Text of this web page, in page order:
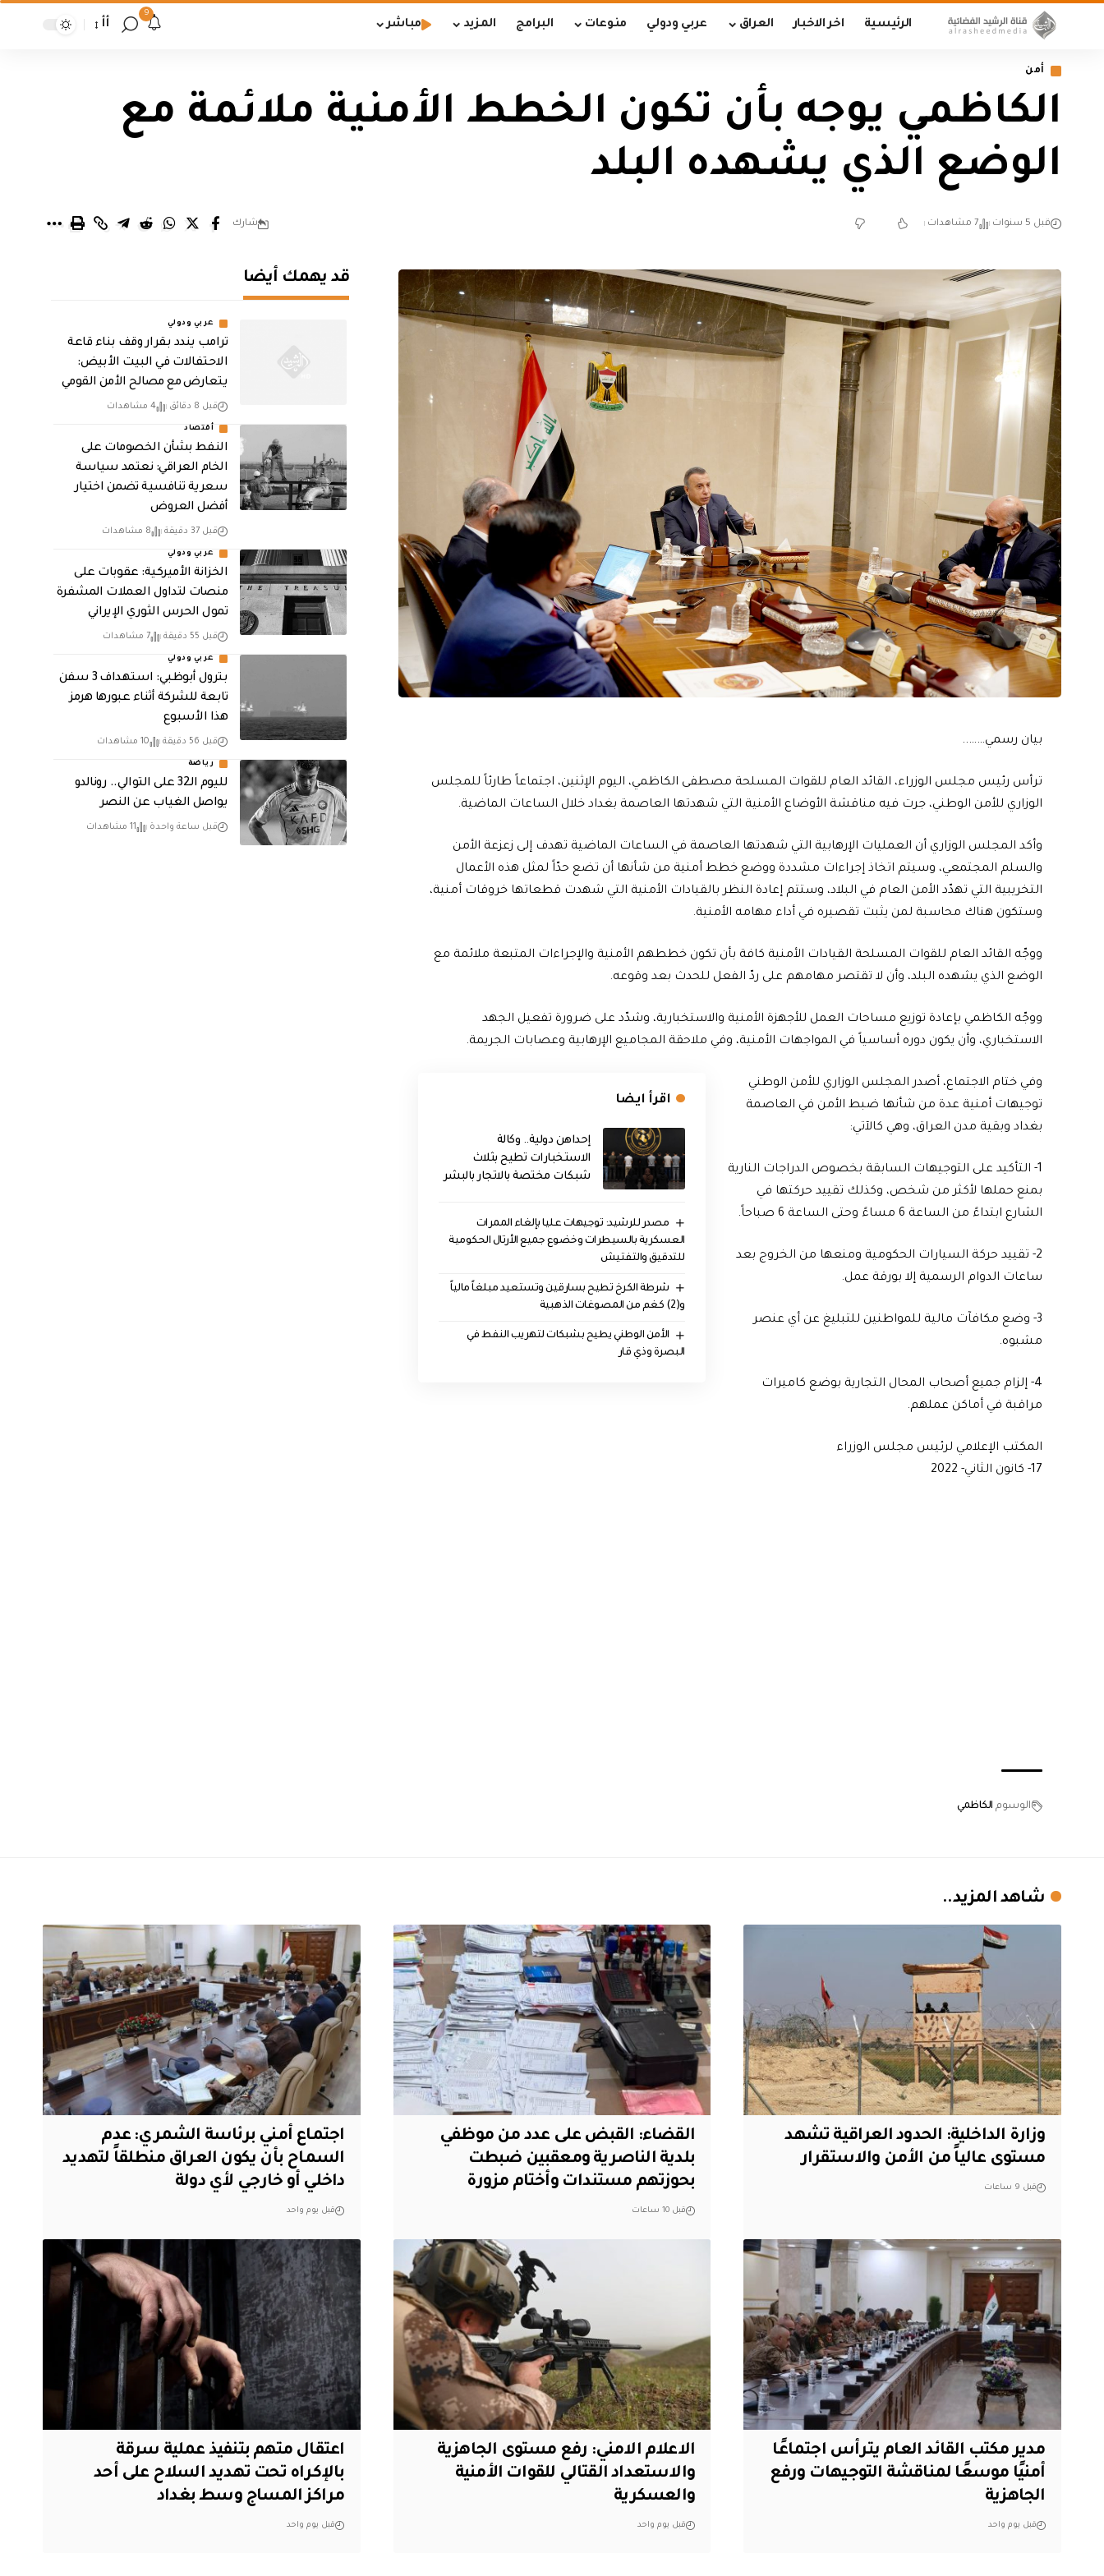
الرئيسية اخر الاخبار العراق عربي ودولي منوعات البرامج المزيد مباشر
9
أأ
أمن
الكاظمي يوجه بأن تكون الخطط الأمنية ملائمة مع
الوضع الذي يشهده البلد
قبل 5 سنوات 7 مشاهدات شارك
بيان رسمي……..
ترأس رئيس مجلس الوزراء، القائد العام للقوات المسلحة مصطفى الكاظمي، اليوم الإثنين، اجتماعاً طارئاً للمجلس
الوزاري للأمن الوطني، جرت فيه مناقشة الأوضاع الأمنية التي شهدتها العاصمة بغداد خلال الساعات الماضية.
وأكد المجلس الوزاري أن العمليات الإرهابية التي شهدتها العاصمة في الساعات الماضية تهدف إلى زعزعة الأمن
والسلم المجتمعي، وسيتم اتخاذ إجراءات مشددة ووضع خطط أمنية من شأنها أن تضع حدّاً لمثل هذه الأعمال
التخريبية التي تهدّد الأمن العام في البلاد، وستتم إعادة النظر بالقيادات الأمنية التي شهدت قطعاتها خروقات أمنية،
وستكون هناك محاسبة لمن يثبت تقصيره في أداء مهامه الأمنية.
ووجّه القائد العام للقوات المسلحة القيادات الأمنية كافة بأن تكون خططهم الأمنية والإجراءات المتبعة ملائمة مع
الوضع الذي يشهده البلد، وأن لا تقتصر مهامهم على ردّ الفعل للحدث بعد وقوعه.
ووجّه الكاظمي بإعادة توزيع مساحات العمل للأجهزة الأمنية والاستخبارية، وشدّد على ضرورة تفعيل الجهد
الاستخباري، وأن يكون دوره أساسياً في المواجهات الأمنية، وفي ملاحقة المجاميع الإرهابية وعصابات الجريمة.
اقرأ ايضا
إحداهن دولية.. وكالة
الاستخبارات تطيح بثلاث
شبكات مختصة بالاتجار بالبشر
مصدر للرشيد: توجيهات عليا بإلغاء الممرات
العسكرية بالسيطرات وخضوع جميع الأرتال الحكومية
للتدقيق والتفتيش
شرطة الكرخ تطيح بسارقين وتستعيد مبلغاً مالياً
و(2) كغم من المصوغات الذهبية
الأمن الوطني يطيح بشبكات لتهريب النفط في
البصرة وذي قار
وفي ختام الاجتماع، أصدر المجلس الوزاري للأمن الوطني
توجيهات أمنية عدة من شأنها ضبط الأمن في العاصمة
بغداد وبقية مدن العراق، وهي كالآتي:
1- التأكيد على التوجيهات السابقة بخصوص الدراجات النارية
بمنع حملها لأكثر من شخص، وكذلك تقييد حركتها في
الشارع ابتداءً من الساعة 6 مساءً وحتى الساعة 6 صباحاً.
2- تقييد حركة السيارات الحكومية ومنعها من الخروج بعد
ساعات الدوام الرسمية إلا بورقة عمل.
3- وضع مكافآت مالية للمواطنين للتبليغ عن أي عنصر
مشبوه.
4- إلزام جميع أصحاب المحال التجارية بوضع كاميرات
مراقبة في أماكن عملهم.
المكتب الإعلامي لرئيس مجلس الوزراء
17- كانون الثاني- 2022
الوسوم الكاظمي
قد يهمك أيضا
عربي ودولي
ترامب يندد بقرار وقف بناء قاعة
الاحتفالات في البيت الأبيض:
يتعارض مع مصالح الأمن القومي
قبل 8 دقائق 4 مشاهدات
أقتصاد
النفط بشأن الخصومات على
الخام العراقي: نعتمد سياسة
سعرية تنافسية تضمن اختيار
أفضل العروض
قبل 37 دقيقة 8 مشاهدات
عربي ودولي
الخزانة الأميركية: عقوبات على
منصات لتداول العملات المشفرة
تمول الحرس الثوري الإيراني
قبل 55 دقيقة 7 مشاهدات
عربي ودولي
بترول أبوظبي: استهداف 3 سفن
تابعة للشركة أثناء عبورها هرمز
هذا الأسبوع
قبل 56 دقيقة 10 مشاهدات
رياضة
لليوم الـ32 على التوالي.. رونالدو
يواصل الغياب عن النصر
قبل ساعة واحدة 11 مشاهدات
شاهد المزيد..
وزارة الداخلية: الحدود العراقية تشهد
مستوى عالياً من الأمن والاستقرار
قبل 9 ساعات
القضاء: القبض على عدد من موظفي
بلدية الناصرية ومعقبين ضبطت
بحوزتهم مستندات وأختام مزورة
قبل 10 ساعات
اجتماع أمني برئاسة الشمري: عدم
السماح بأن يكون العراق منطلقاً لتهديد
داخلي أو خارجي لأي دولة
قبل يوم واحد
مدير مكتب القائد العام يترأس اجتماعًا
أمنيًا موسعًا لمناقشة التوجيهات ورفع
الجاهزية
قبل يوم واحد
الاعلام الامني: رفع مستوى الجاهزية
والاستعداد القتالي للقوات الأمنية
والعسكرية
قبل يوم واحد
اعتقال متهم بتنفيذ عملية سرقة
بالإكراه تحت تهديد السلاح على أحد
مراكز المساج وسط بغداد
قبل يوم واحد